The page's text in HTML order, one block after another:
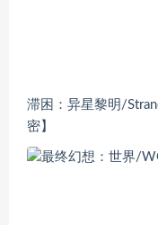
滞困：异星黎明/
密】